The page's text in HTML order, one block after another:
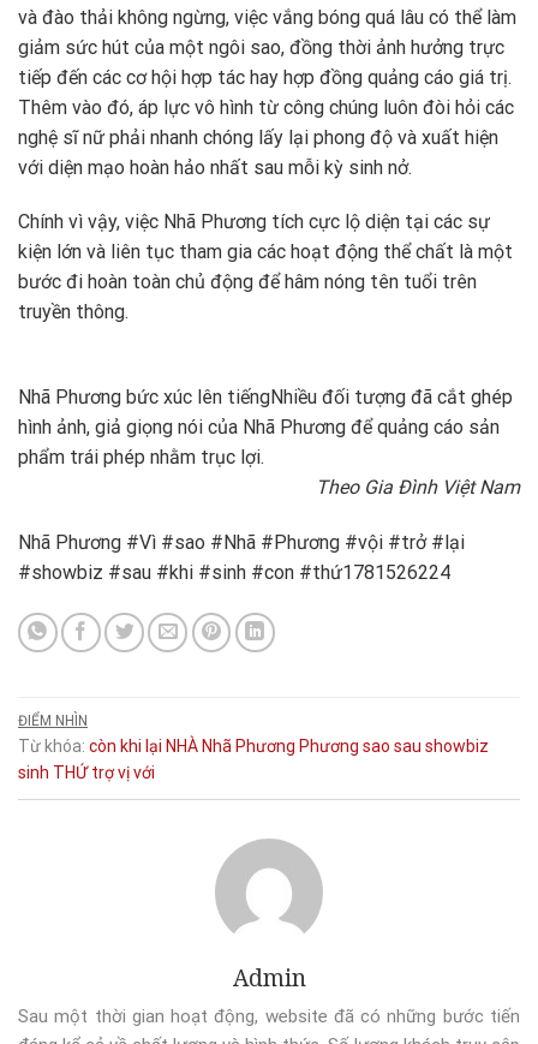
và đào thải không ngừng, việc vắng bóng quá lâu có thể làm
giảm sức hút của một ngôi sao, đồng thời ảnh hưởng trực
tiếp đến các cơ hội hợp tác hay hợp đồng quảng cáo giá trị.
Thêm vào đó, áp lực vô hình từ công chúng luôn đòi hỏi các
nghệ sĩ nữ phải nhanh chóng lấy lại phong độ và xuất hiện
với diện mạo hoàn hảo nhất sau mỗi kỳ sinh nở.
Chính vì vậy, việc Nhã Phương tích cực lộ diện tại các sự
kiện lớn và liên tục tham gia các hoạt động thể chất là một
bước đi hoàn toàn chủ động để hâm nóng tên tuổi trên
truyền thông.
Nhã Phương bức xúc lên tiếngNhiều đối tượng đã cắt ghép
hình ảnh, giả giọng nói của Nhã Phương để quảng cáo sản
phẩm trái phép nhằm trục lợi.
Theo Gia Đình Việt Nam
Nhã Phương #Vì #sao #Nhã #Phương #vội #trở #lại
#showbiz #sau #khi #sinh #con #thứ1781526224
ĐIỂM NHÌN
Từ khóa: còn khi lại NHÀ Nhã Phương Phương sao sau showbiz
sinh THỨ trợvịvới
Admin
Sau một thời gian hoạt động, website đã có những bước tiến